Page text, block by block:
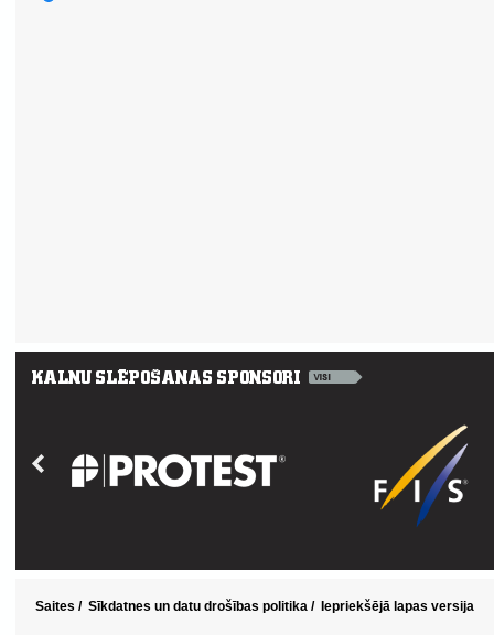
Saites / Sīkdatnes un datu drošības politika / Iepriekšējā lapas versija